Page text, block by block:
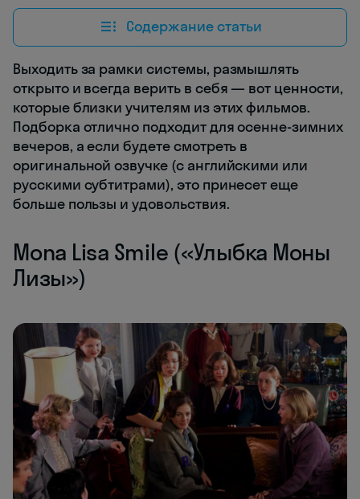
Содержание статьи
Выходить за рамки системы, размышлять
открыто и всегда верить в себя — вот ценности,
которые близки учителям из этих фильмов.
Подборка отлично подходит для осенне-зимних
вечеров, а если будете смотреть в
оригинальной озвучке (с английскими или
русскими субтитрами), это принесет еще
больше пользы и удовольствия.
Mona Lisa Smile («Улыбка Моны
Лизы»)